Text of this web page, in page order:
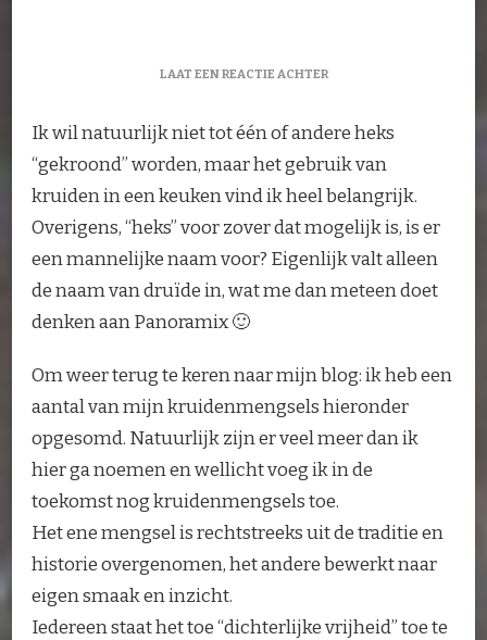
LAAT EEN REACTIE ACHTEROP
Ik wil natuurlijk niet tot één of andere heks
“gekroond” worden, maar het gebruik van
kruiden in een keuken vind ik heel belangrijk.
Overigens, “heks” voor zover dat mogelijk is, is er
een mannelijke naam voor? Eigenlijk valt alleen
de naam van druïde in, wat me dan meteen doet
denken aan Panoramix 🙂
Om weer terug te keren naar mijn blog: ik heb een
aantal van mijn kruidenmengsels hieronder
opgesomd. Natuurlijk zijn er veel meer dan ik
hier ga noemen en wellicht voeg ik in de
toekomst nog kruidenmengsels toe.
Het ene mengsel is rechtstreeks uit de traditie en
historie overgenomen, het andere bewerkt naar
eigen smaak en inzicht.
Iedereen staat het toe “dichterlijke vrijheid” toe te